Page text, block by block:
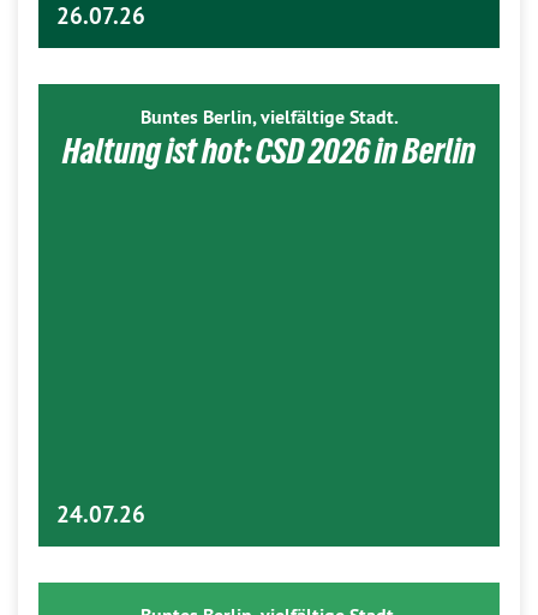
26.07.26
Buntes Berlin, vielfältige Stadt.
Haltung ist hot: CSD 2026 in Berlin
24.07.26